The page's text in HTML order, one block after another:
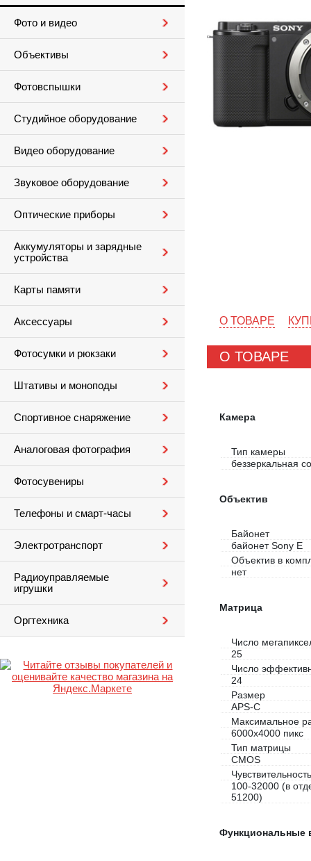
Фото и видео
Объективы
Фотовспышки
Студийное оборудование
Видео оборудование
Звуковое оборудование
Оптические приборы
Аккумуляторы и зарядные
устройства
Карты памяти
Аксессуары
Фотосумки и рюкзаки
Штативы и моноподы
Спортивное снаряжение
Аналоговая фотография
Фотосувениры
Телефоны и смарт-часы
Электротранспорт
Радиоуправляемые
игрушки
Оргтехника
О ТОВАРЕ
О ТОВАРЕ
Камера
Тип камеры
беззеркальная
Объектив
Байонет
байонет Sony E
Объектив в
нет
Матрица
Число
25
Число
24
Размер
APS-C
Максимальное
6000х4000 пикс
Тип матрицы
CMOS
Чувствительность
100-32000 (в
51200)
Функциональные